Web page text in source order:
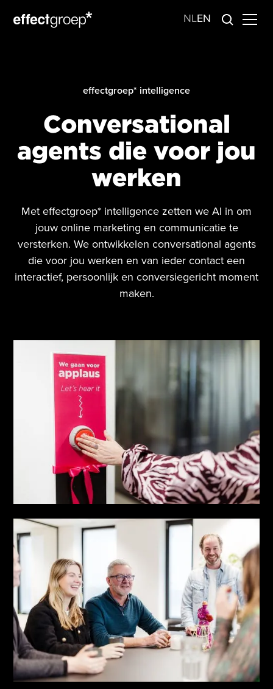
NLEN
effectgroep* intelligence
Conversational
agents die voor jou
werken
Met effectgroep* intelligence zetten we AI in om
jouw online marketing en communicatie te
versterken. We ontwikkelen conversational agents
die voor jou werken en van ieder contact een
interactief, persoonlijk en conversiegericht moment
maken.